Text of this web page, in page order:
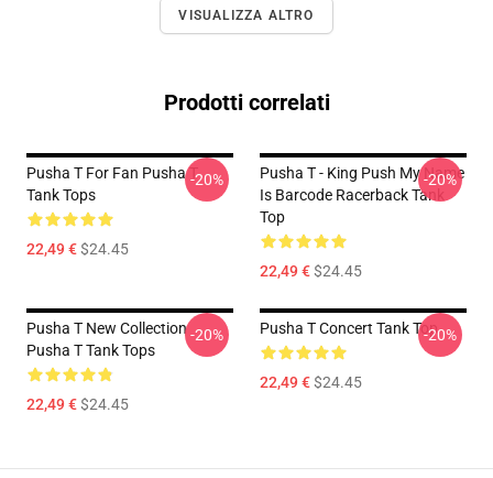
VISUALIZZA ALTRO
Prodotti correlati
Pusha T For Fan Pusha T
Tank Tops
22,49 €$24.45
-20%
Pusha T - King Push My Name
Is Barcode Racerback Tank
Top
22,49 €$24.45
-20%
Pusha T New Collection
Pusha T Tank Tops
22,49 €$24.45
-20% Pusha T Concert Tank Top
22,49 €$24.45
-20%